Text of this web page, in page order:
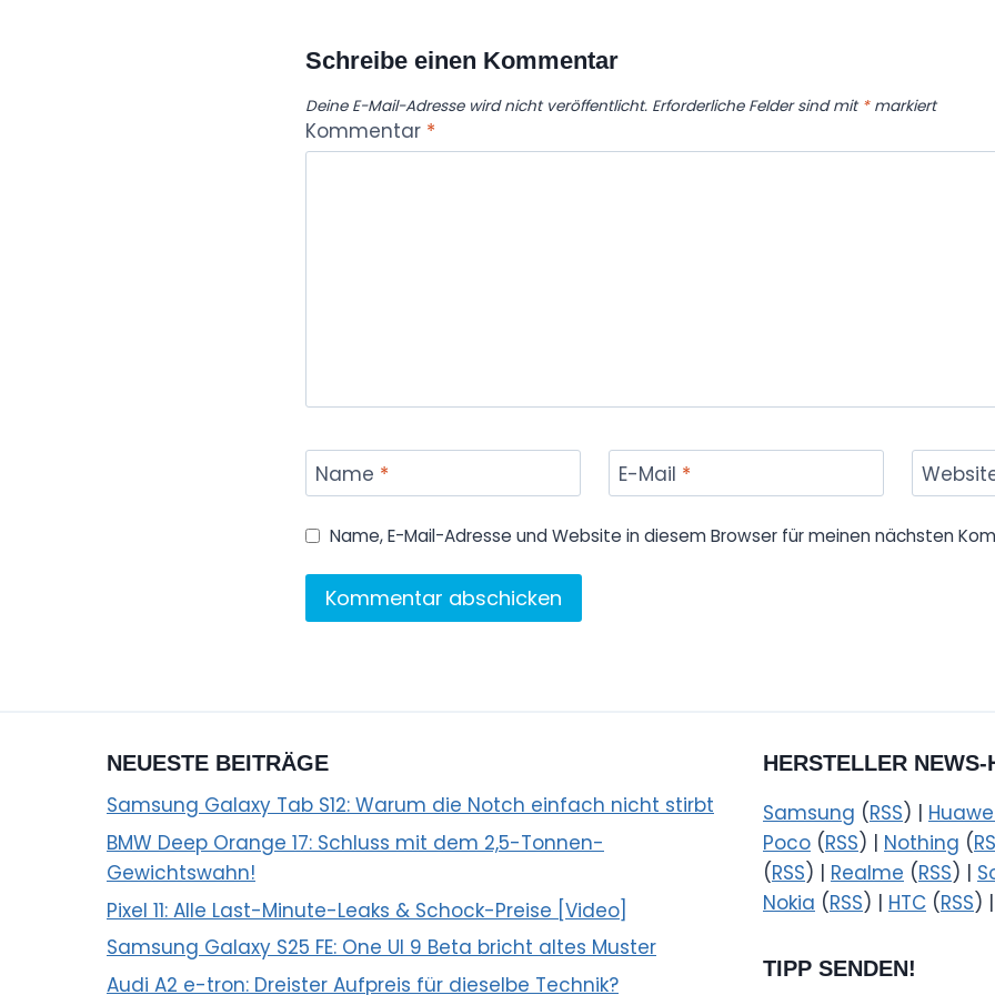
Schreibe einen Kommentar
Deine E-Mail-Adresse wird nicht veröffentlicht. Erforderliche Felder sind mit *markiert
Kommentar *
Name * E-Mail *
Name, E-Mail-Adresse und Website in diesem Browser für meinen nächsten
NEUESTE BEITRÄGE
Samsung Galaxy Tab S12: Warum die Notch einfach nicht stirbt
BMW Deep Orange 17: Schluss mit dem 2,5-Tonnen-
Gewichtswahn!
Pixel 11: Alle Last-Minute-Leaks & Schock-Preise [Video]
Samsung Galaxy S25 FE: One UI 9 Beta bricht altes Muster
Audi A2 e-tron: Dreister Aufpreis für dieselbe Technik?
HERSTELLER NEWS-
Samsung (RSS) |
Poco (RSS) | Nothing (
(RSS) | Realme (RSS) |
Nokia (RSS) | HTC (RSS)
TIPP SENDEN!